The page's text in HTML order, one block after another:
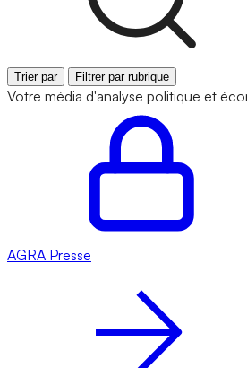
Trier par Filtrer par rubrique
Votre média d'analyse politique et
AGRA Presse